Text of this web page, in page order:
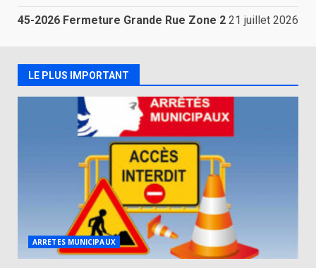
45-2026 Fermeture Grande Rue Zone 2 21 juillet 2026
LE PLUS IMPORTANT
ARRETES MUNICIPAUX